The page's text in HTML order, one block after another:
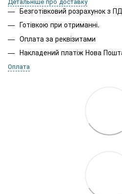
Безготівковий розрахунок з
Готівкою при отриманні.
Оплата за реквізитами
Накладений платіж Нова
Оплата